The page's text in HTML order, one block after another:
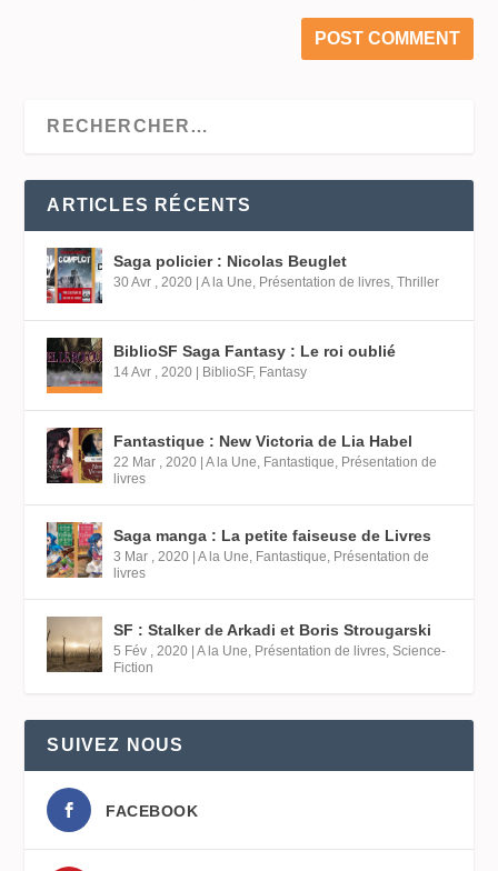
ARTICLES RÉCENTS
Saga policier : Nicolas Beuglet
30 Avr , 2020 |A la Une, Présentation de livres,Thriller
BiblioSF Saga Fantasy : Le roi oublié
14 Avr , 2020 BiblioSF, Fantasy
Fantastique : New Victoria de Lia Habel
22 Mar , 2020 |A la Une, Fantastique, Présentation de
livres
Saga manga : La petite faiseuse de Livres
3 Mar , 2020 |A la Une, Fantastique, Présentation de
livres
SF : Stalker de Arkadi et Boris Strougarski
5 Fév , 2020 |A la Une, Présentation de livres,Science-
Fiction
SUIVEZ NOUS
FACEBOOK